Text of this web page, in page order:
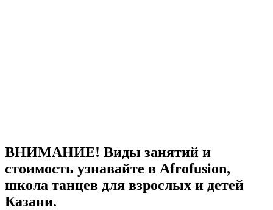
ВНИМАНИЕ! Виды занятий и
стоимость узнавайте в Afrofusion,
школа танцев для взрослых и детей
Казани.